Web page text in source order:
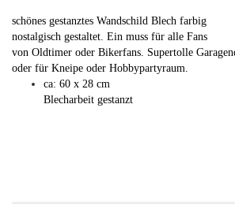
schönes gestanztes Wandschild Blech farbig
nostalgisch gestaltet. Ein muss für alle Fans
von Oldtimer oder Bikerfans. Supertolle
oder für Kneipe oder Hobbypartyraum.
ca: 60 x 28 cm
Blecharbeit gestanzt